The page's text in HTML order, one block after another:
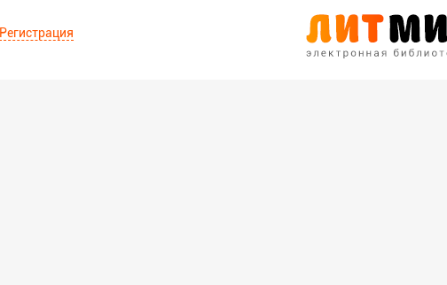
Регистрация